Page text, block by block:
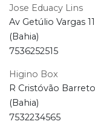
Jose Eduacy Lins
Av Getúlio Vargas
(Bahia)
7536252515
Higino Box
R Cristóvão
(Bahia)
7532234565